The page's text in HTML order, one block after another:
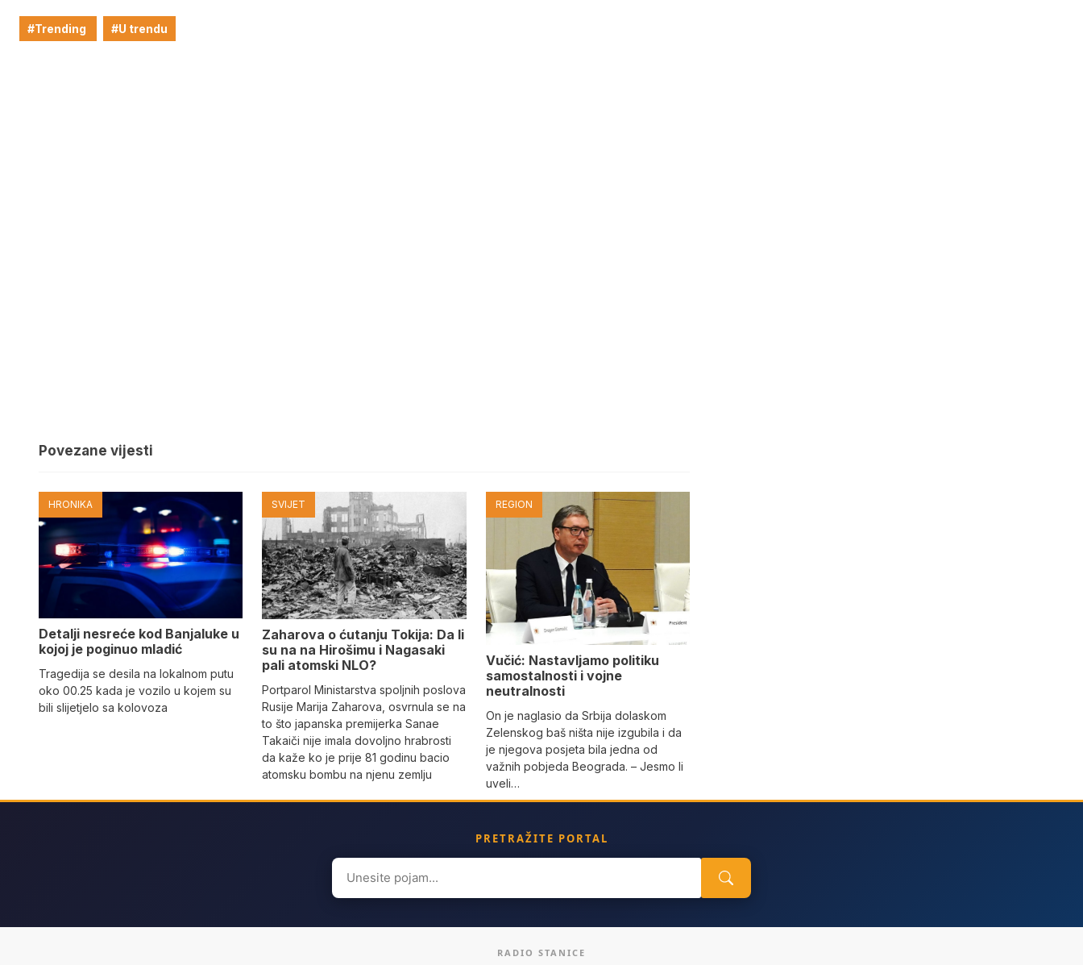
#Trending #U trendu
Povezane vijesti
HRONIKA
Detalji nesreće kod Banjaluke u
kojoj je poginuo mladić
Tragedija se desila na lokalnom putu
oko 00.25 kada je vozilo u kojem su
bili slijetjelo sa kolovoza
SVIJET
Zaharova o ćutanju Tokija: Da li
su na na Hirošimu i Nagasaki
pali atomski NLO?
Portparol Ministarstva spoljnih poslova
Rusije Marija Zaharova, osvrnula se na
to što japanska premijerka Sanae
Takaiči nije imala dovoljno hrabrosti
da kaže ko je prije 81 godinu bacio
atomsku bombu na njenu zemlju
REGION
Vučić: Nastavljamo politiku
samostalnosti i vojne
neutralnosti
On je naglasio da Srbija dolaskom
Zelenskog baš ništa nije izgubila i da
je njegova posjeta bila jedna od
važnih pobjeda Beograda. – Jesmo li
uveli…
PRETRAŽITE PORTAL
Search
for:
RADIO STANICE